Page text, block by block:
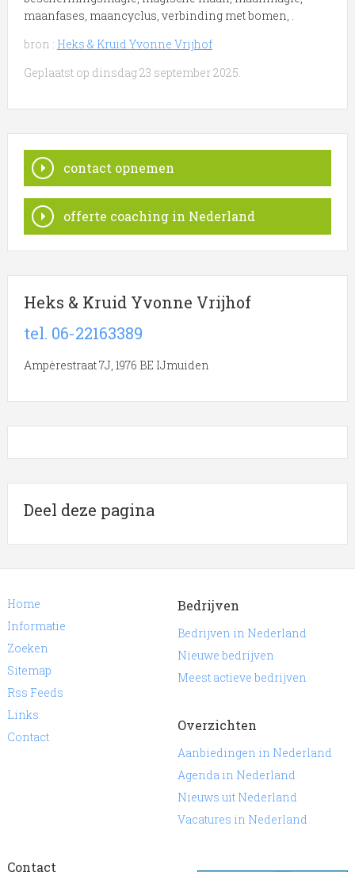
maanfases, maancyclus, verbinding met bomen, .
bron : Heks & Kruid Yvonne Vrijhof
Geplaatst op dinsdag 23 september 2025.
contact opnemen
offerte coaching in Nederland
Heks & Kruid Yvonne Vrijhof
tel. 06-22163389
Ampèrestraat 7J, 1976 BE IJmuiden
Deel deze pagina
Home
Informatie
Zoeken
Sitemap
Rss Feeds
Links
Contact
Bedrijven
Bedrijven in Nederland
Nieuwe bedrijven
Meest actieve bedrijven
Overzichten
Aanbiedingen in Nederland
Agenda in Nederland
Nieuws uit Nederland
Vacatures in Nederland
Contact